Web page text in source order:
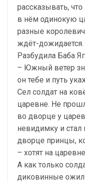
рассказывать,
в нём одинокую
разные
ждёт-дожидается.
Разбудила Баба
– Южный ветер
он тебе и путь
Сел солдат на
царевне. Не
во дворце у
невидимку и стал
дворце принцы,
– хотят на
А как только
диковинные